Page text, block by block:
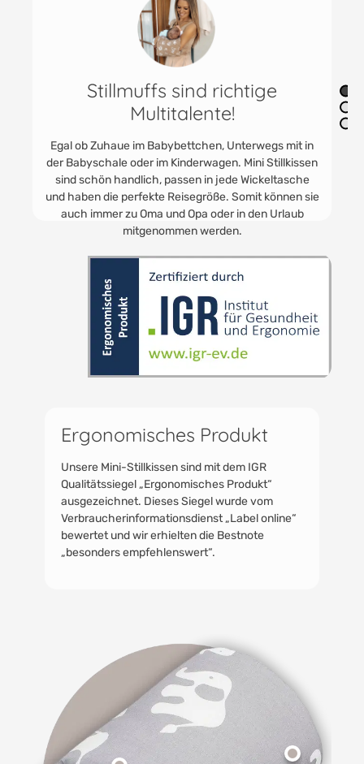
Das Mini Stillkissen ist einfach
anzuziehen
Einfach das Kissen über den Unterarm streifen und
schon kann das Stillen oder Fläschchen geben
beginnen. Der Kopf des Babys ist sicher, weich und
stabil gelagert. Somit kann beim Stillen nichts mehr
verrutschen.
Ergonomisches Produkt
Unsere Mini-Stillkissen sind mit dem IGR
Qualitätssiegel „Ergonomisches Produkt“
ausgezeichnet. Dieses Siegel wurde vom
Verbraucherinformationsdienst „Label online“
bewertet und wir erhielten die Bestnote
„besonders empfehlenswert“.